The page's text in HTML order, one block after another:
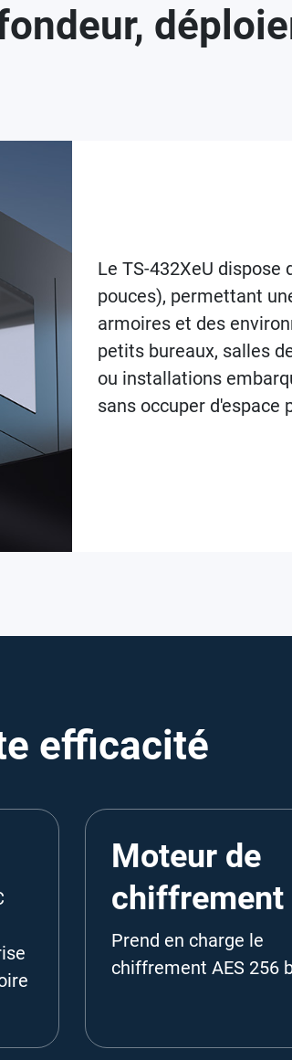
Le TS-432XeU
pouces), permettant
armoires et des
petits bureaux, salles
ou installations
sans occuper d'espace
efficacité
Moteur de
chiffrement
Prend en charge le
chiffrement AES 256